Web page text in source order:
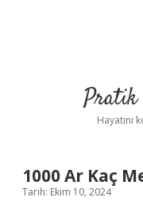
Pratik
Hayatını
1000 Ar Kaç
Tarih: Ekim 10, 2024